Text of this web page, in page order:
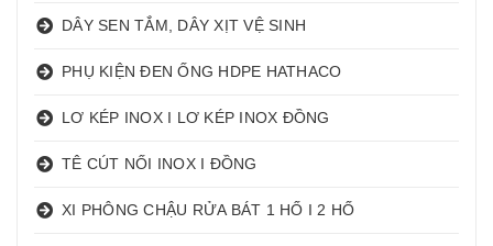
DÂY SEN TẮM, DÂY XỊT VỆ SINH
PHỤ KIỆN ĐEN ỐNG HDPE HATHACO
LƠ KÉP INOX I LƠ KÉP INOX ĐỒNG
TÊ CÚT NỐI INOX I ĐỒNG
XI PHÔNG CHẬU RỬA BÁT 1 HỐ I 2 HỐ